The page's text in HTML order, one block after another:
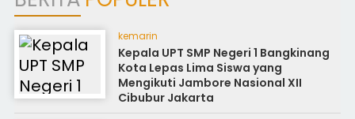
kemarin
Kepala UPT SMP Negeri 1 Bangkinang
Kota Lepas Lima Siswa yang
Mengikuti Jambore Nasional XII
Cibubur Jakarta